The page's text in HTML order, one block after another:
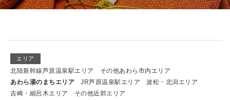
エリア
北陸新幹線芦原温泉駅エリア
その他あわら市内エリア
あわら湯のまちエリア
JR芦原温泉駅エリア
波松・北潟エリア
吉崎・細呂木エリア
その他近郊エリア